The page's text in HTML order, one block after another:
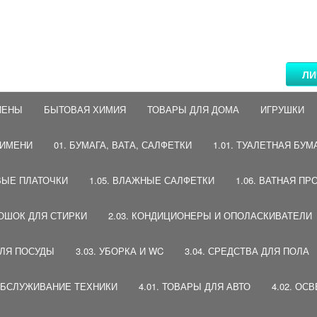
БЫТОВАЯ ХИМИЯ ТОВАРЫ ДЛЯ ДОМА ИГРУШКИ
01. БУМАГА, ВАТА, САЛФЕТКИ 1.01. ТУАЛЕТНАЯ
ПЛАТОЧКИ 1.05. ВЛАЖНЫЕ САЛФЕТКИ 1.06. ВАТНАЯ
ДЛЯ СТИРКИ 2.03. КОНДИЦИОНЕРЫ И ОПОЛАСКИВАТЕЛИ
ПОСУДЫ 3.03. УБОРКА И WC 3.04. СРЕДСТВА ДЛЯ ПОЛА
ТЕХНИКИ 4.01. ТОВАРЫ ДЛЯ АВТО 4.02.